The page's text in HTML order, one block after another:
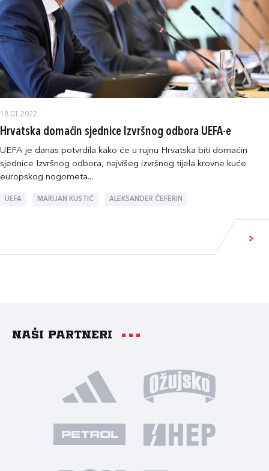
18.01.2022.
Hrvatska domaćin sjednice Izvršnog odbora UEFA-e
UEFA je danas potvrdila kako će u rujnu Hrvatska biti domaćin
sjednice Izvršnog odbora, najvišeg izvršnog tijela krovne kuće
europskog nogometa...
UEFA MARIJAN KUSTIĆ ALEKSANDER ČEFERIN
Naši partneri